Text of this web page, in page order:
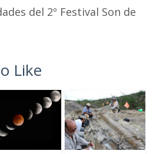
del 2º Festival Son de
Like